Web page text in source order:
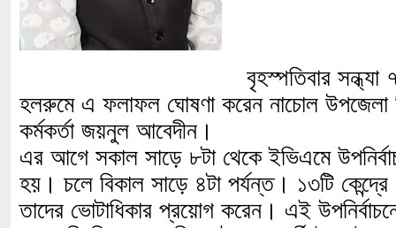
বৃহস্পতিবার সন্ধ্যা
হলরুমে এ ফলাফল ঘোষণা করেন নাচোল উপজেলা
কর্মকর্তা জয়নুল আবেদীন।
এর আগে সকাল সাড়ে ৮টা থেকে ইভিএমে
হয়। চলে বিকাল সাড়ে ৪টা পর্যন্ত। ১৩টি
তাদের ভোটাধিকার প্রয়োগ করেন। এই